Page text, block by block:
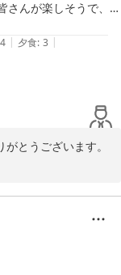
みとさせていただ
を快適にお過ごし
をお届けできるよ
よりお待ちしてお
さんが楽しそうで、私
イスキャンデーも美
4 | 夕食: 3 |
とうございます。
とともに大変嬉しく
潮の満ち引きによ
ございます。
けておりましたら